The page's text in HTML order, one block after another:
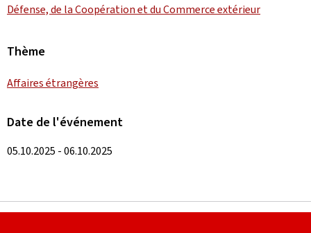
Défense, de la Coopération et du Commerce extérieur
Thème
Affaires étrangères
Date de l'événement
05.10.2025 - 06.10.2025